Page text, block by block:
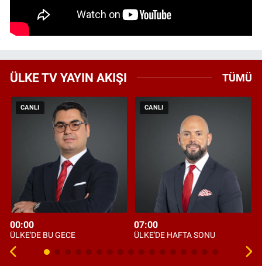
ÜLKE TV YAYIN AKIŞI TÜMÜ
CANLI
00:00
ÜLKE'DE BU GECE
CANLI
07:00
ÜLKE'DE HAFTA SONU